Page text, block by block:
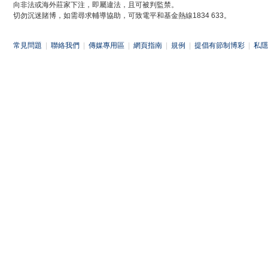
向非法或海外莊家下注，即屬違法，且可被判監禁。
切勿沉迷賭博，如需尋求輔導協助，可致電平和基金熱線1834 633。
常見問題 聯絡我們 傳媒專用區 網頁指南 規例 提倡有節制博彩 私